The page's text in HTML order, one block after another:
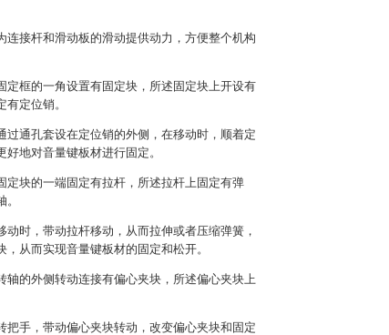
连接杆和滑动板的滑动提供动力，方便整个机构
定框的一角设置有固定块，所述固定块上开设有
定位销。
过通孔套设在定位销的外侧，在移动时，顺着定
地对音量键板材进行固定。
定块的一端固定有拉杆，所述拉杆上固定有弹
时，带动拉杆移动，从而拉伸或者压缩弹簧，
从而实现音量键板材的固定和松开。
轴的外侧转动连接有偏心夹块，所述偏心夹块上
把手，带动偏心夹块转动，改变偏心夹块和固定